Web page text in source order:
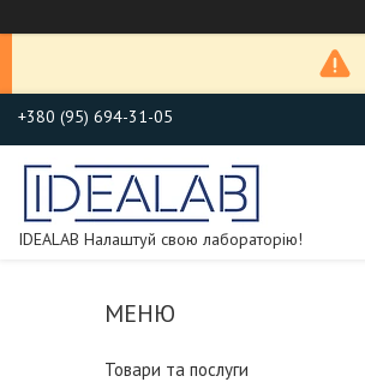
+380 (95) 694-31-05
IDEALAB Налаштуй свою лабораторію!
Товари та послуги